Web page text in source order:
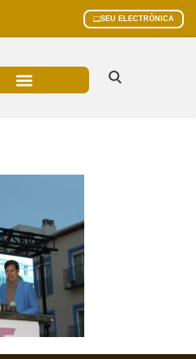
SEU ELECTRÒNICA